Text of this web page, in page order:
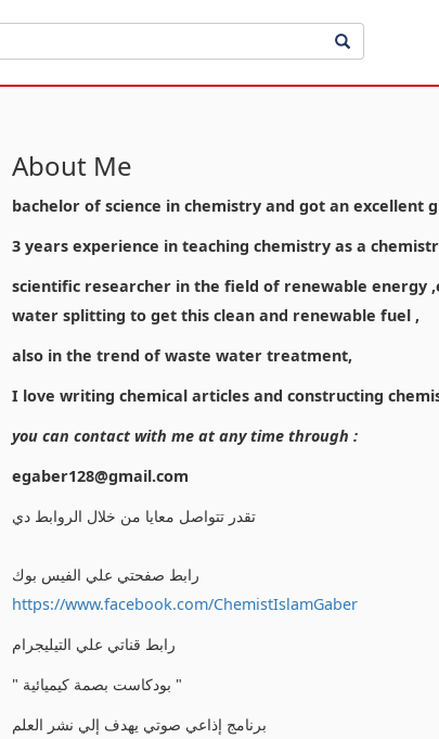
About Me
bachelor of science in chemistry and got an excellent
3 years experience in teaching chemistry as a
scientific researcher in the field of renewable energy
water splitting to get this clean and renewable fuel ,
also in the trend of waste water treatment,
I love writing chemical articles and constructing
you can contact with me at any time through :
egaber128@gmail.com
تقدر تتواصل معايا من خلال الروابط دي
رابط صفحتي علي الفيس بوك
https://www.facebook.com/ChemistIslamGaber
رابط قناتي علي التيليجرام
" بودكاست بصمة كيميائية "
برنامج إذاعي صوتي يهدف إلي نشر العلم